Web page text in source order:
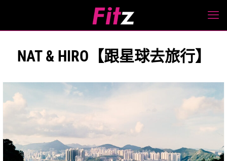
NAT & HIRO【跟星球去旅行】